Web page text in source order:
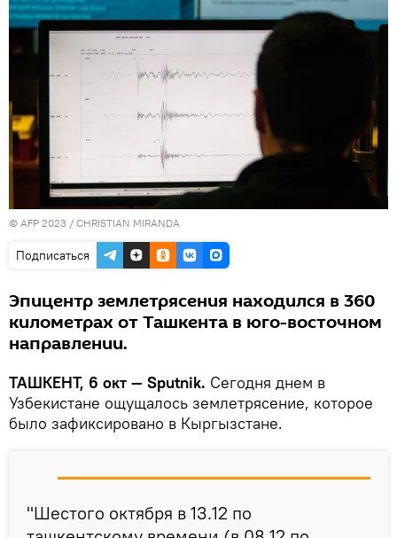
© AFP 2023 / CHRISTIAN MIRANDA
Подписаться
Эпицентр землетрясения находилcя в 360
километрах от Ташкента в юго-восточном
направлении.
ТАШКЕНТ, 6 окт — Sputnik. Сегодня днем в
Узбекистане ощущалось землетрясение, которое
было зафиксировано в Кыргызстане.
"Шестого октября в 13.12 по